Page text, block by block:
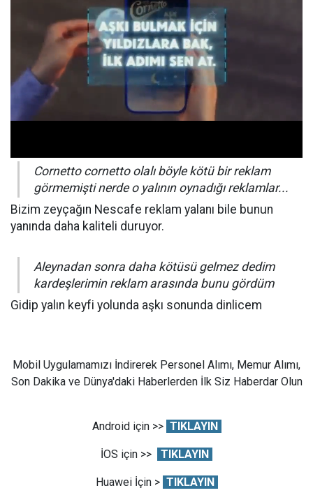
Cornetto cornetto olalı böyle kötü bir reklam
görmemişti nerde o yalının oynadığı reklamlar...
Bizim zeyçağın Nescafe reklam yalanı bile bunun
yanında daha kaliteli duruyor.
Aleynadan sonra daha kötüsü gelmez dedim
kardeşlerimin reklam arasında bunu gördüm
Gidip yalın keyfi yolunda aşkı sonunda dinlicem
Mobil Uygulamamızı İndirerek Personel Alımı, Memur Alımı,
Son Dakika ve Dünya'daki Haberlerden İlk Siz Haberdar Olun
Android için >> TIKLAYIN
İOS için >> TIKLAYIN
Huawei İçin > TIKLAYIN